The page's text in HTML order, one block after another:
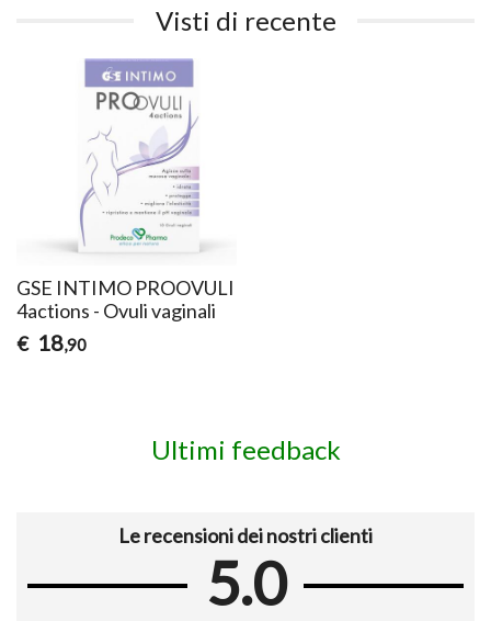
Visti di recente
GSE INTIMO PROOVULI
4actions - Ovuli vaginali
€ 18,90
Ultimi feedback
Le recensioni dei nostri clienti
5.0